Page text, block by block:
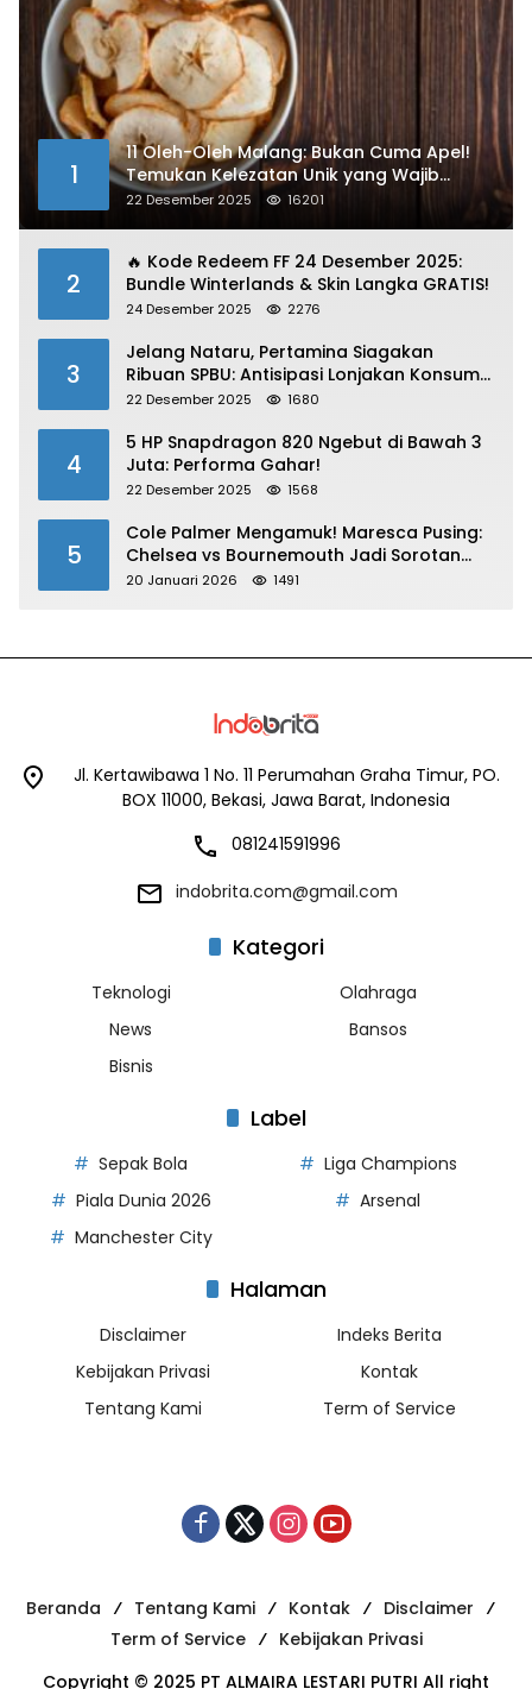
1
11 Oleh-Oleh Malang: Bukan Cuma Apel!
Temukan Kelezatan Unik yang Wajib
Dibawa
22 Desember 2025 16201
2
🔥 Kode Redeem FF 24 Desember 2025:
Bundle Winterlands & Skin Langka GRATIS!
24 Desember 2025 2276
3
Jelang Nataru, Pertamina Siagakan
Ribuan SPBU: Antisipasi Lonjakan Konsumsi
BBM dan LPG!
22 Desember 2025 1680
4
5 HP Snapdragon 820 Ngebut di Bawah 3
Juta: Performa Gahar!
22 Desember 2025 1568
5
Cole Palmer Mengamuk! Maresca Pusing:
Chelsea vs Bournemouth Jadi Sorotan
Utama
20 Januari 2026 1491
Jl. Kertawibawa 1 No. 11 Perumahan Graha Timur, PO.
BOX 11000, Bekasi, Jawa Barat, Indonesia
081241591996
indobrita.com@gmail.com
Kategori
Teknologi
Olahraga
News
Bansos
Bisnis
Label
Sepak Bola
Liga Champions
Piala Dunia 2026
Arsenal
Manchester City
Halaman
Disclaimer
Indeks Berita
Kebijakan Privasi
Kontak
Tentang Kami
Term of Service
Beranda Tentang Kami Kontak
Disclaimer
Term of Service
Kebijakan Privasi
Copyright © 2025 PT ALMAIRA LESTARI PUTRI All right